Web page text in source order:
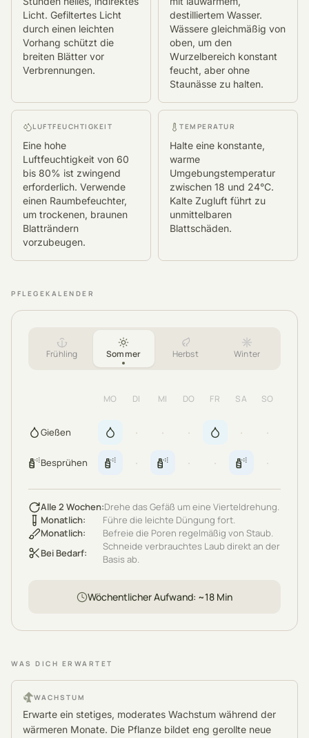
Licht. Gefiltertes Licht
durch einen leichten
Vorhang schützt die
breiten Blätter vor
Verbrennungen.
destilliertem Wasser.
Wässere gleichmäßig von
oben, um den
Wurzelbereich konstant
feucht, aber ohne
Staunässe zu halten.
LUFTFEUCHTIGKEIT
Eine hohe
Luftfeuchtigkeit von 60
bis 80% ist zwingend
erforderlich. Verwende
einen Raumbefeuchter,
um trockenen, braunen
Blatträndern
vorzubeugen.
TEMPERATUR
Halte eine konstante,
warme
Umgebungstemperatur
zwischen 18 und 24°C.
Kalte Zugluft führt zu
unmittelbaren
Blattschäden.
PFLEGEKALENDER
Frühling Sommer Herbst Winter
MO DI MI DO FR SA SO
Gießen · · · · ·
Besprühen · · · ·
Alle 2 Wochen:Drehe das Gefäß um eine Vierteldrehung.
Monatlich:
Führe die leichte Düngung fort.
Monatlich:
Befreie die Poren regelmäßig von Staub.
Bei Bedarf:
Schneide verbrauchtes Laub direkt an der
Basis ab.
Wöchentlicher Aufwand: ~18 Min
WAS DICH ERWARTET
WACHSTUM
Erwarte ein stetiges, moderates Wachstum während der
wärmeren Monate. Die Pflanze bildet eng gerollte neue